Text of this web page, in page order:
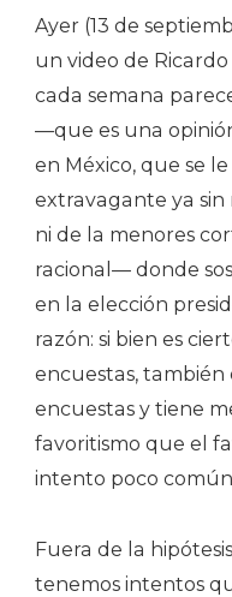
Ayer (13 de
un video de
cada semana
—que es una
en México, que se
extravagante ya
ni de la menores
racional— donde
en la elección
razón: si bien es
encuestas, también
encuestas y tiene
favoritismo que el
intento poco
Fuera de la
tenemos intentos